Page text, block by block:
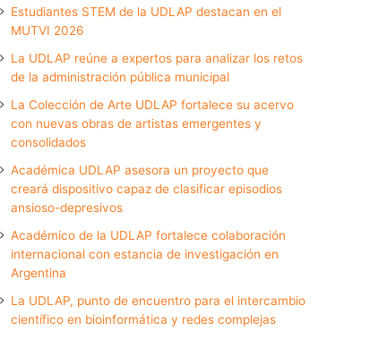
Estudiantes STEM de la UDLAP destacan en el
MUTVI 2026
La UDLAP reúne a expertos para analizar los retos
de la administración pública municipal
La Colección de Arte UDLAP fortalece su acervo
con nuevas obras de artistas emergentes y
consolidados
Académica UDLAP asesora un proyecto que
creará dispositivo capaz de clasificar episodios
ansioso-depresivos
Académico de la UDLAP fortalece colaboración
internacional con estancia de investigación en
Argentina
La UDLAP, punto de encuentro para el intercambio
científico en bioinformática y redes complejas